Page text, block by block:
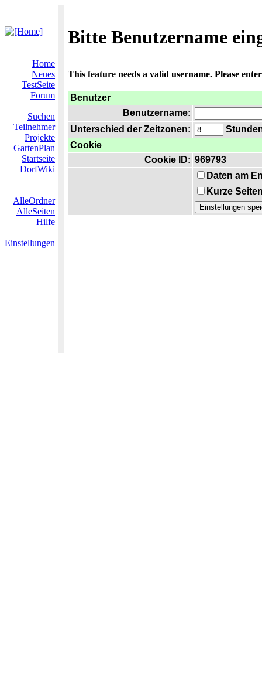
Bitte Benutzername
Home
Neues
TestSeite
Forum
Suchen
Teilnehmer
Projekte
GartenPlan
Startseite
DorfWiki
AlleOrdner
AlleSeiten
Hilfe
Einstellungen
This feature needs a valid username. Please
Benutzer
Benutzername:
Unterschied der Zeitzonen:
Cookie
Cookie ID: 969793
Daten am
Kurze